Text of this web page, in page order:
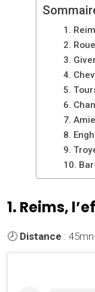
1.
2.
3.
4.
5.
6.
7.
8.
9.
10.
1. Reims,
🕗 Distance :